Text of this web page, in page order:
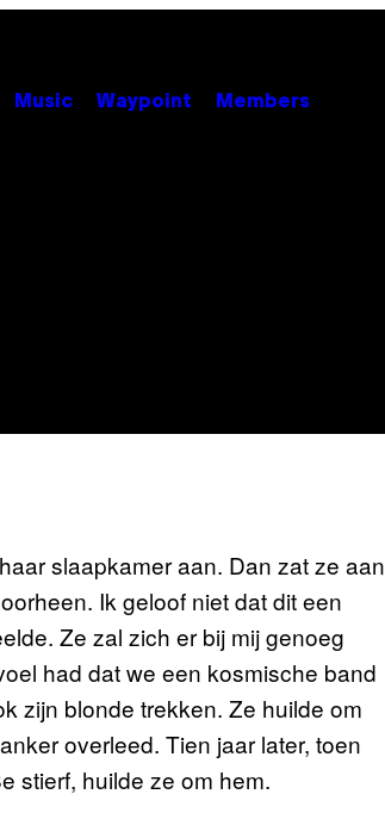
Music Waypoint Members
slaapkamer aan. Dan zat ze aan
Ik geloof niet dat dit een
Ze zal zich er bij mij genoeg
had dat we een kosmische band
zijn blonde trekken. Ze huilde om
overleed. Tien jaar later, toen
stierf, huilde ze om hem.